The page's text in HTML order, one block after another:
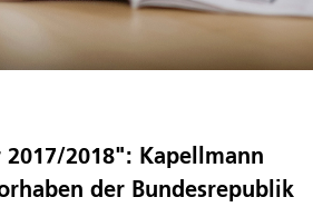
2017/2018": Kapellmann
der Bundesrepublik